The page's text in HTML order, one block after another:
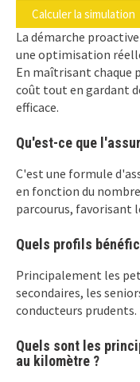
Calculer la simulation
La démarche
une optimisation
En maîtrisant chaque
coût tout en gardant
efficace.
Qu'est-ce que
C'est une formule
en fonction du
parcourus, favorisant
Quels profils
Principalement les
secondaires, les
conducteurs prudents.
Quels sont les
au kilomètre ?